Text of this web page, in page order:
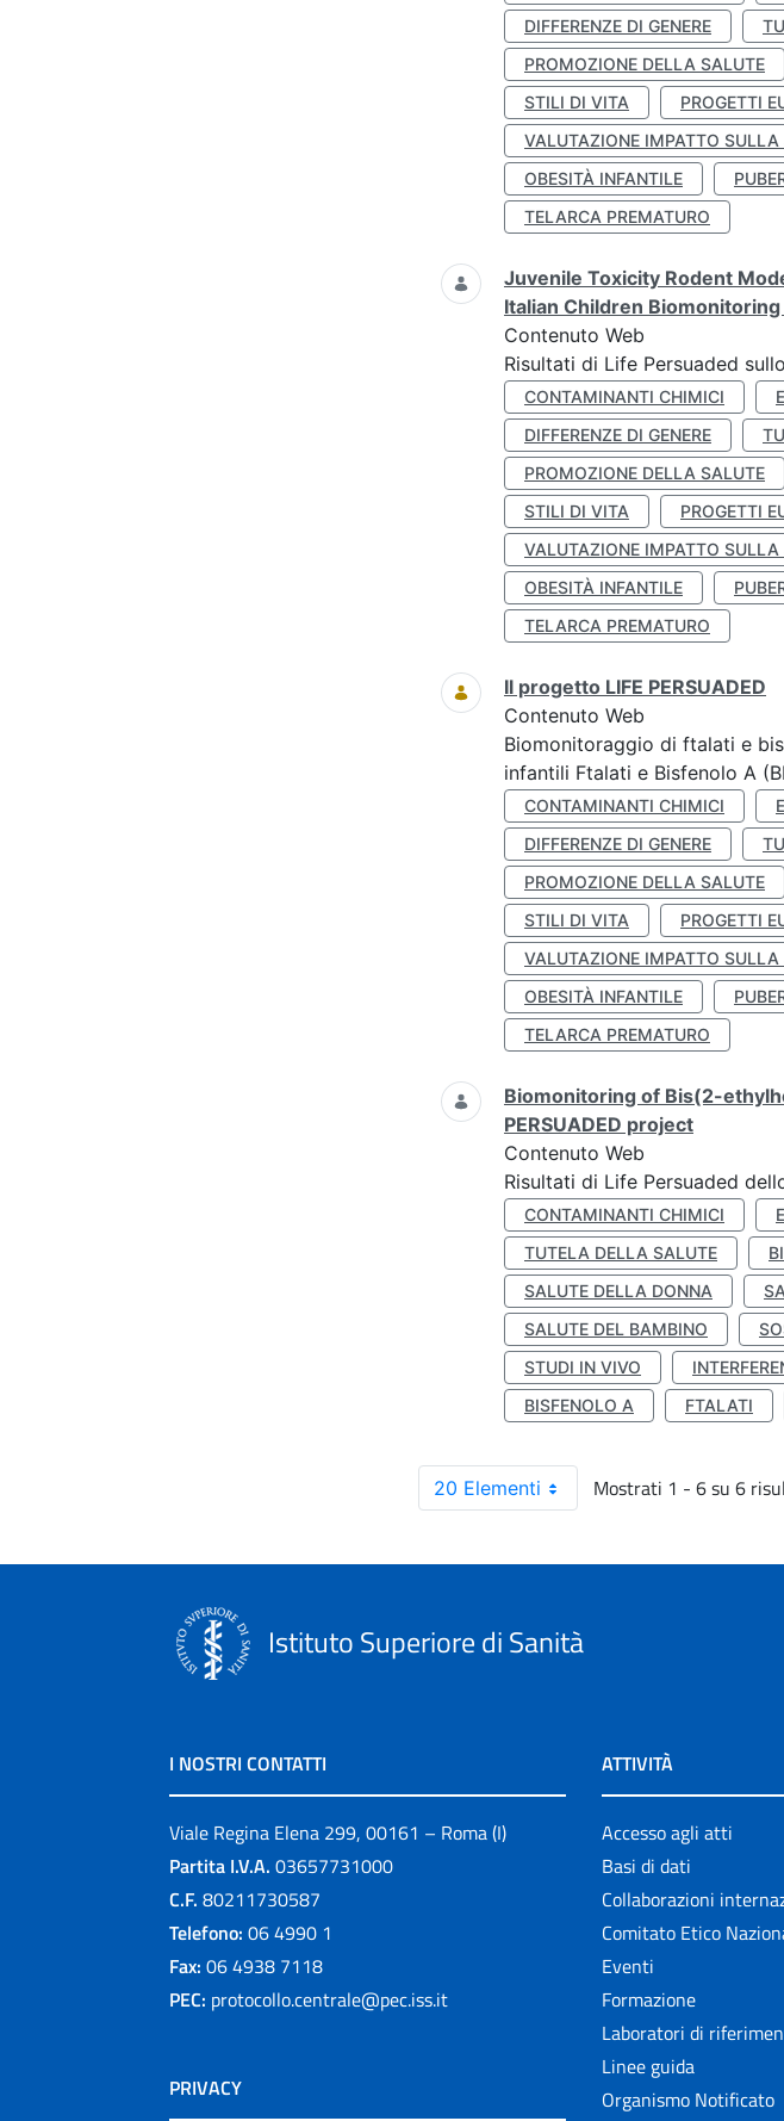
DIFFERENZE DI GENERE
PROMOZIONE DELLA SALUTE
STILI DI VITA
PROGETTI
VALUTAZIONE IMPATTO SULLA
OBESITÀ INFANTILE
TELARCA PREMATURO
Juvenile Toxicity Rodent
Italian Children
Contenuto Web
Risultati di Life Persuaded
CONTAMINANTI CHIMICI
DIFFERENZE DI GENERE
PROMOZIONE DELLA SALUTE
STILI DI VITA
PROGETTI
VALUTAZIONE IMPATTO SULLA
OBESITÀ INFANTILE
TELARCA PREMATURO
Il progetto LIFE PERSUADED
Contenuto Web
Biomonitoraggio di ftalati e
infantili Ftalati e Bisfenolo A
CONTAMINANTI CHIMICI
DIFFERENZE DI GENERE
PROMOZIONE DELLA SALUTE
STILI DI VITA
PROGETTI
VALUTAZIONE IMPATTO SULLA
OBESITÀ INFANTILE
TELARCA PREMATURO
Biomonitoring of Bis(2-
PERSUADED project
Contenuto Web
Risultati di Life Persuaded
CONTAMINANTI CHIMICI
TUTELA DELLA SALUTE
SALUTE DELLA DONNA
SALUTE DEL BAMBINO
STUDI IN VIVO
BISFENOLO A
FTALATI
20 Elementi Mostrati 1 - 6 su 6
Istituto Superiore di Sanità
I NOSTRI CONTATTI
Viale Regina Elena 299, 00161 – Roma (I)
Partita I.V.A. 03657731000
C.F. 80211730587
Telefono: 06 4990 1
Fax: 06 4938 7118
PEC: protocollo.centrale@pec.iss.it
PRIVACY
ATTIVITÀ
Accesso agli atti
Basi di dati
Collaborazioni
Comitato Etico
Eventi
Formazione
Laboratori di
Linee guida
Organismo Notificato